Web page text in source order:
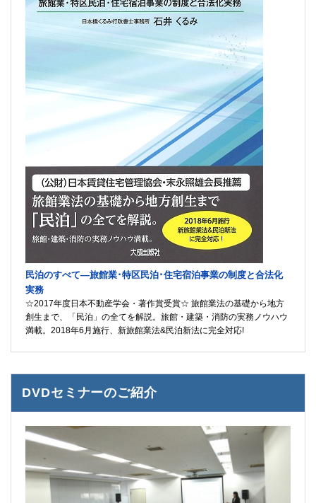
民泊のすべて―旅館業･特区民泊･住宅宿泊事業の制度と合法化
実務
☆2017年度日本不動産学会・著作賞受賞☆ 旅館業法の基礎から地方
創生まで、「民泊」の全てを解説。旅館・建築・消防の実務ノウハウ
満載。2018年6月施行、新旅館業法&民泊新法に完全対応!
DVDセミナーのご紹介